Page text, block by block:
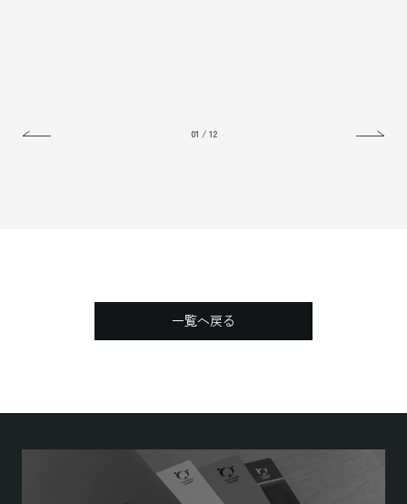
New 01 / 12
一覧へ戻る